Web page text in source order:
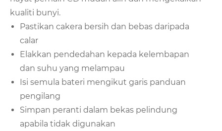
kualiti bunyi.
Pastikan cakera bersih dan bebas daripada
calar
Elakkan pendedahan kepada kelembapan
dan suhu yang melampau
Isi semula bateri mengikut garis panduan
pengilang
Simpan peranti dalam bekas pelindung
apabila tidak digunakan